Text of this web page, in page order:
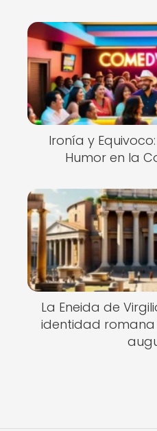
Ironía y
Humor en la
La Eneida de
identidad